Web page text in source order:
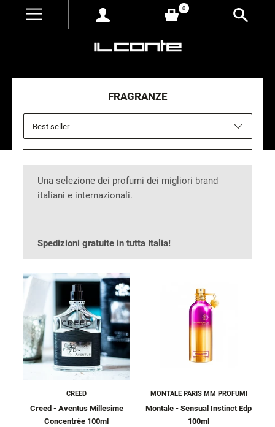
0
FRAGRANZE
Una selezione dei profumi dei migliori brand
italiani e internazionali.
Spedizioni gratuite in tutta Italia!
CREED
Creed - Aventus Millesime
Concentrèe 100ml
MONTALE PARIS MM PROFUMI
Montale - Sensual Instinct Edp
100ml